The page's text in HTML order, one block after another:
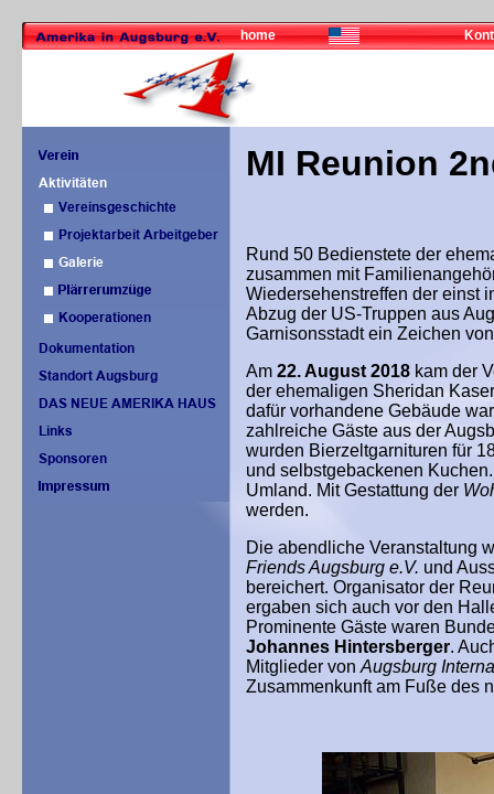
home
MI Reunion
Rund 50 Bedienstete der
zusammen mit
Wiedersehenstreffen der einst
Abzug der US-Truppen aus
Garnisonsstadt ein Zeichen
Am 22. August 2018 kam der
der ehemaligen Sheridan
dafür vorhandene Gebäude
zahlreiche Gäste aus der
wurden Bierzeltgarnituren für
und selbstgebackenen
Umland. Mit Gestattung der
werden.
Die abendliche Veranstaltung
Friends Augsburg e.V. und
bereichert. Organisator der
ergaben sich auch vor den
Prominente Gäste waren
Johannes Hintersberger.
Mitglieder vonAugsburg
Zusammenkunft am Fuße des